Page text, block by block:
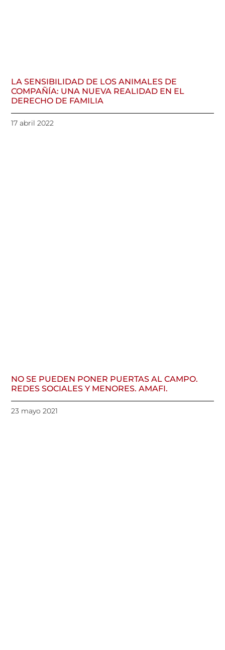
LA SENSIBILIDAD DE LOS ANIMALES DE
COMPAÑÍA: UNA NUEVA REALIDAD EN EL
DERECHO DE FAMILIA
17 abril 2022
NO SE PUEDEN PONER PUERTAS AL CAMPO.
REDES SOCIALES Y MENORES. AMAFI.
23 mayo 2021